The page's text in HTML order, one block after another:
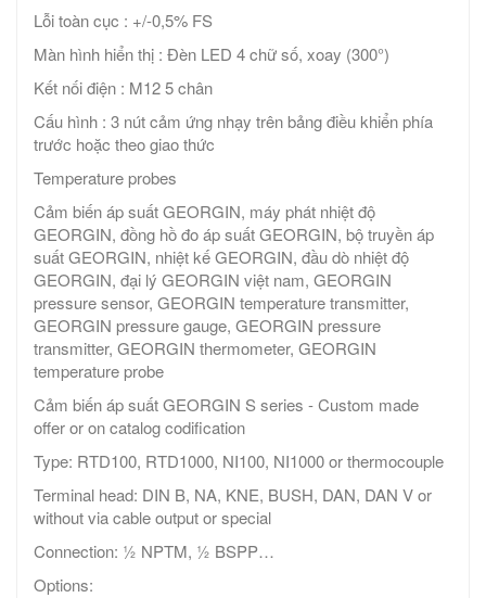
Lỗi toàn cục : +/-0,5% FS
Màn hình hiển thị : Đèn LED 4 chữ số, xoay (300°)
Kết nối điện : M12 5 chân
Cấu hình : 3 nút cảm ứng nhạy trên bảng điều khiển phía
trước hoặc theo giao thức
Temperature probes
Cảm biến áp suất GEORGIN, máy phát nhiệt độ
GEORGIN, đồng hồ đo áp suất GEORGIN, bộ truyền áp
suất GEORGIN, nhiệt kế GEORGIN, đầu dò nhiệt độ
GEORGIN, đại lý GEORGIN việt nam, GEORGIN
pressure sensor, GEORGIN temperature transmitter,
GEORGIN pressure gauge, GEORGIN pressure
transmitter, GEORGIN thermometer, GEORGIN
temperature probe
Cảm biến áp suất GEORGIN S series - Custom made
offer or on catalog codification
Type: RTD100, RTD1000, NI100, NI1000 or thermocouple
Terminal head: DIN B, NA, KNE, BUSH, DAN, DAN V or
without via cable output or special
Connection: ½ NPTM, ½ BSPP…
Options: